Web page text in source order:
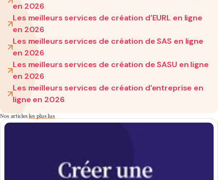
en 2026
Les meilleurs services de création d'EURL en ligne
en 2026
Les meilleurs services de création de SAS en ligne
en 2026
Les meilleurs services de création de SASU en ligne
en 2026
Les meilleurs services de création d'entreprise en
ligne en 2026
Nos articlesles plus lus